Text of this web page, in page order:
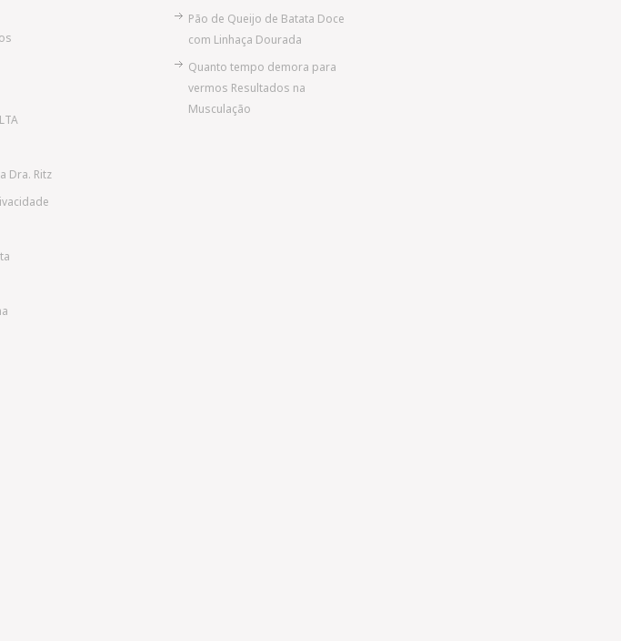
Dra. Ritz
Pão de Queijo de Batata Doce
com Linhaça Dourada
Quanto tempo demora para
vermos Resultados na
Musculação